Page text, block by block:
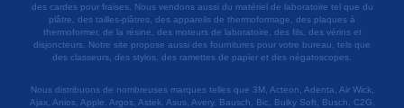
des cardes pour fraises. Nous vendons aussi du matériel de laboratoire tel que du
plâtre, des tailles-plâtres, des appareils de thermoformage, des plaques à
thermoformer, de la résine, des moteurs de laboratoire, des fils, des vérins et
disjoncteurs. Notre site propose aussi des fournitures pour votre bureau, tels que
des classeurs, des stylos, des ramettes de papier et des négatoscopes.
Nous distribuons de nombreuses marques telles que 3M, Acteon, Adenta, Air Wick,
Ajax, Anios, Apple, Argos, Astek, Asus, Avery, Bausch, Bic, Bulky Soft, Busch, C2G,